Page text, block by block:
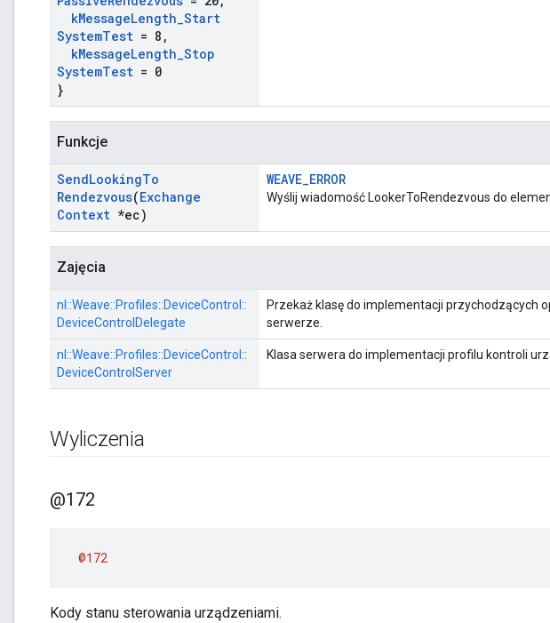
kMessageLength_Start
SystemTest = 8 ,
kMessageLength_Stop
SystemTest = 0
}
Funkcje
SendLookingTo
Rendezvous(Exchange
Context *ec)
WEAVE_ERROR
Wyślij wiadomość LookerToRendezvous do
Zajęcia
nl::Weave::Profiles::DeviceControl::
DeviceControlDelegate
Przekaż klasę do implementacji przychodzących
serwerze.
nl::Weave::Profiles::DeviceControl::
DeviceControlServer
Klasa serwera do implementacji profilu kontroli
Wyliczenia
@172
@172
Kody stanu sterowania urządzeniami.